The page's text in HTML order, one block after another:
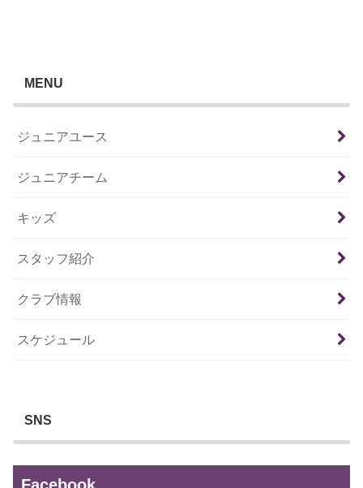
MENU
ジュニアユース
ジュニアチーム
キッズ
スタッフ紹介
クラブ情報
スケジュール
SNS